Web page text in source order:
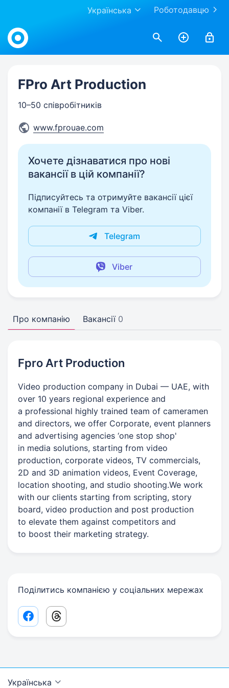
Роботодавцю
Українська
Work.ua
FPro Art Production
10–50 співробітників
www.fprouae.com
Хочете дізнаватися про нові
вакансії в цій компанії?
Підписуйтесь та отримуйте вакансії цієї
компанії в Telegram та Viber.
Telegram
Viber
Про компанію Вакансії 0
Fpro Art Production
Video production company in Dubai — UAE, with
over 10 years regional experience and
a professional highly trained team of cameramen
and directors, we offer Corporate, event planners
and advertising agencies ‘one stop shop'
in media solutions, starting from video
production, corporate videos, TV commercials,
2D and 3D animation videos, Event Coverage,
location shooting, and studio shooting.We work
with our clients starting from scripting, story
board, video production and post production
to elevate them against competitors and
to boost their marketing strategy.
Поділитись компанією у соціальних мережах
Facebook share link
Threads share link
Українська